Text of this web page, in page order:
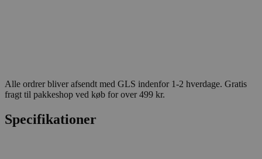
Alle ordrer bliver afsendt med GLS indenfor 1-2 hverdage. Gratis
fragt til pakkeshop ved køb for over 499 kr.
Specifikationer